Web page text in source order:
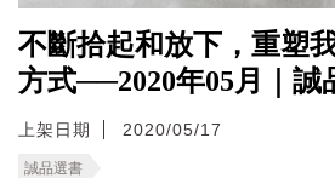
不斷拾起和放下，重塑
方式──2020年05月｜誠
上架日期 2020/05/17
誠品選書